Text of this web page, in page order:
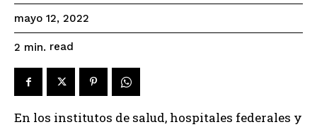
mayo 12, 2022
2 min. read
En los institutos de salud, hospitales federales y